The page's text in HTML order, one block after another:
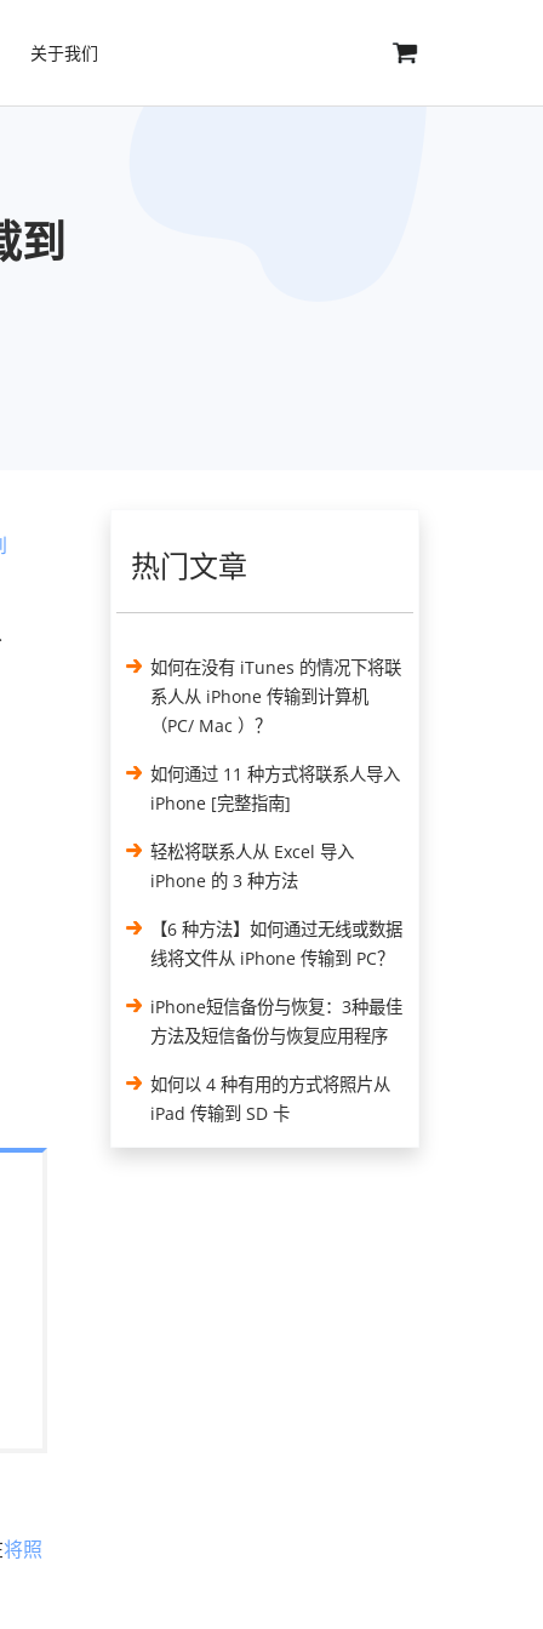
关于我们
到
将照
热门文章
如何在没有 iTunes 的情况下将联
系人从 iPhone 传输到计算机
（PC/ Mac ）？
如何通过 11 种方式将联系人导入
iPhone [完整指南]
轻松将联系人从 Excel 导入
iPhone 的 3 种方法
【6 种方法】如何通过无线或数据
线将文件从 iPhone 传输到 PC？
iPhone短信备份与恢复：3种最佳
方法及短信备份与恢复应用程序
如何以 4 种有用的方式将照片从
iPad 传输到 SD 卡